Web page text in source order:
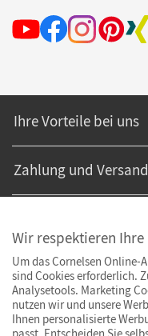
Ihre Vorteile bei uns
Zahlung und Versand
Wir respektieren
Um das Cornelsen
sind Cookies erforderlich.
Analysetools. Marketing
nutzen wir und unsere
Ihnen personalisierte